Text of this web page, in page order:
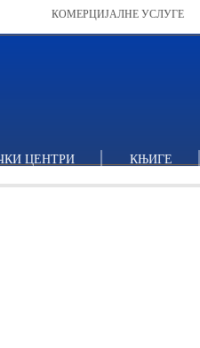
КОМЕРЦИЈАЛНЕ УСЛУГЕ
ЦЕНТРИ КЊИГЕ